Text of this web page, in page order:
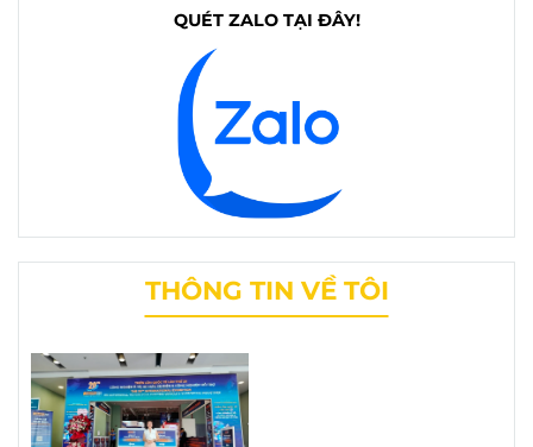
QUÉT ZALO TẠI ĐÂY!
THÔNG TIN VỀ TÔI